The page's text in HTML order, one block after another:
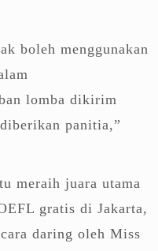
boleh menggunakan
lomba dikirim
panitia,”
meraih juara utama
gratis di Jakarta,
daring oleh Miss